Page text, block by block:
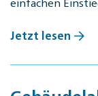
Jetzt lesen